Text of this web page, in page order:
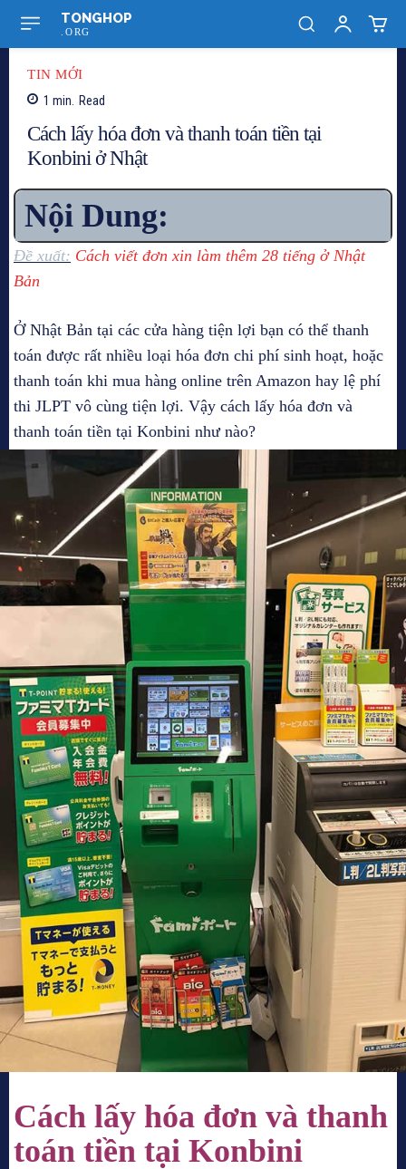
TONGHOP
.ORG
TIN MỚI
1 min. Read
Cách lấy hóa đơn và thanh toán tiền tại
Konbini ở Nhật
Nội Dung:
Đề xuất: Cách viết đơn xin làm thêm 28 tiếng ở Nhật
Bản
Ở Nhật Bản tại các cửa hàng tiện lợi bạn có thể thanh
toán được rất nhiều loại hóa đơn chi phí sinh hoạt, hoặc
thanh toán khi mua hàng online trên Amazon hay lệ phí
thi JLPT vô cùng tiện lợi. Vậy cách lấy hóa đơn và
thanh toán tiền tại Konbini như nào?
Cách lấy hóa đơn và thanh
toán tiền tại Konbini